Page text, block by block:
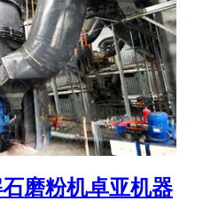
磨粉机卓亚机器